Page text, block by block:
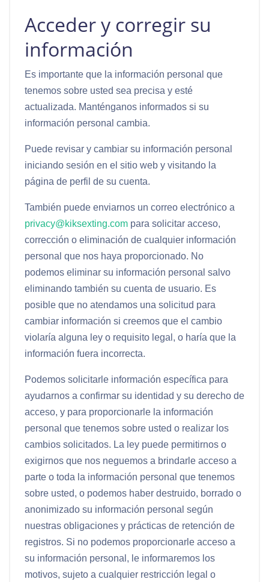
Acceder y corregir su
información
Es importante que la información personal que
tenemos sobre usted sea precisa y esté
actualizada. Manténganos informados si su
información personal cambia.
Puede revisar y cambiar su información personal
iniciando sesión en el sitio web y visitando la
página de perfil de su cuenta.
También puede enviarnos un correo electrónico a
privacy@kiksexting.com para solicitar acceso,
corrección o eliminación de cualquier información
personal que nos haya proporcionado. No
podemos eliminar su información personal salvo
eliminando también su cuenta de usuario. Es
posible que no atendamos una solicitud para
cambiar información si creemos que el cambio
violaría alguna ley o requisito legal, o haría que la
información fuera incorrecta.
Podemos solicitarle información específica para
ayudarnos a confirmar su identidad y su derecho de
acceso, y para proporcionarle la información
personal que tenemos sobre usted o realizar los
cambios solicitados. La ley puede permitirnos o
exigirnos que nos neguemos a brindarle acceso a
parte o toda la información personal que tenemos
sobre usted, o podemos haber destruido, borrado o
anonimizado su información personal según
nuestras obligaciones y prácticas de retención de
registros. Si no podemos proporcionarle acceso a
su información personal, le informaremos los
motivos, sujeto a cualquier restricción legal o